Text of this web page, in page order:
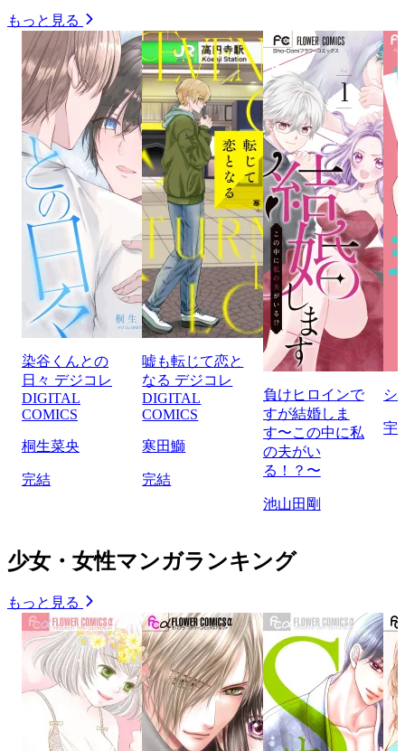
もっと見る
染谷くんとの
日々 デジコレ
DIGITAL
COMICS
桐生菜央
完結
嘘も転じて恋と
なる デジコレ
DIGITAL
COMICS
寒田鰤
完結
負けヒロインで
すが結婚しま
す〜この中に私
の夫がい
る！？〜
池山田剛
シ
宇
少女・女性マンガランキング
もっと見る